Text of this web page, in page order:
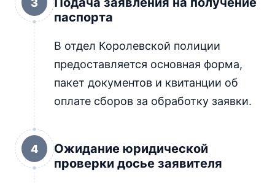
паспорта
В отдел Королевской полиции
предоставляется основная форма,
пакет документов и квитанции об
оплате сборов за обработку заявки.
4
Ожидание юридической
проверки досье заявителя